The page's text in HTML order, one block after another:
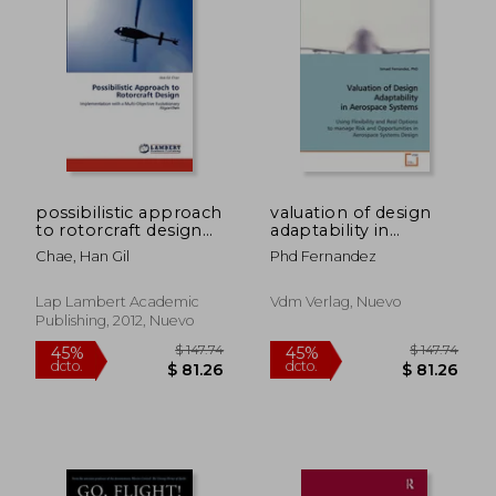
45%
dcto.
$ 133.28 45%
dcto.
possibilistic approach
to rotorcraft design
(en Inglés)
Chae, Han Gil
Lap Lambert Academic
Publishing, 2012, Nuevo
valuation of design
adaptability in
aerospace systems
Phd Fernandez
Vdm Verlag, Nuevo